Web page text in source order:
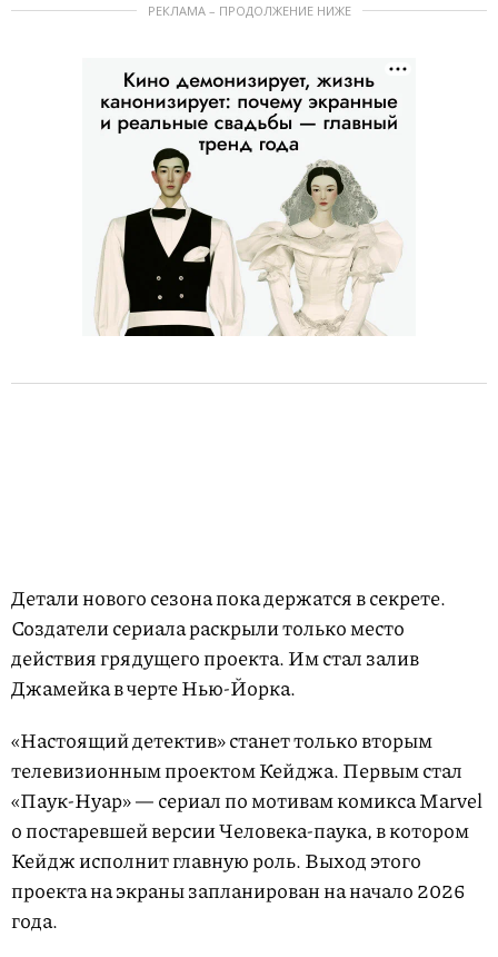
РЕКЛАМА – ПРОДОЛЖЕНИЕ НИЖЕ
Детали нового сезона пока держатся в секрете.
Создатели сериала раскрыли только место
действия грядущего проекта. Им стал залив
Джамейка в черте Нью-Йорка.
«Настоящий детектив» станет только вторым
телевизионным проектом Кейджа. Первым стал
«Паук-Нуар» — сериал по мотивам комикса Marvel
о постаревшей версии Человека-паука, в котором
Кейдж исполнит главную роль. Выход этого
проекта на экраны запланирован на начало 2026
года.